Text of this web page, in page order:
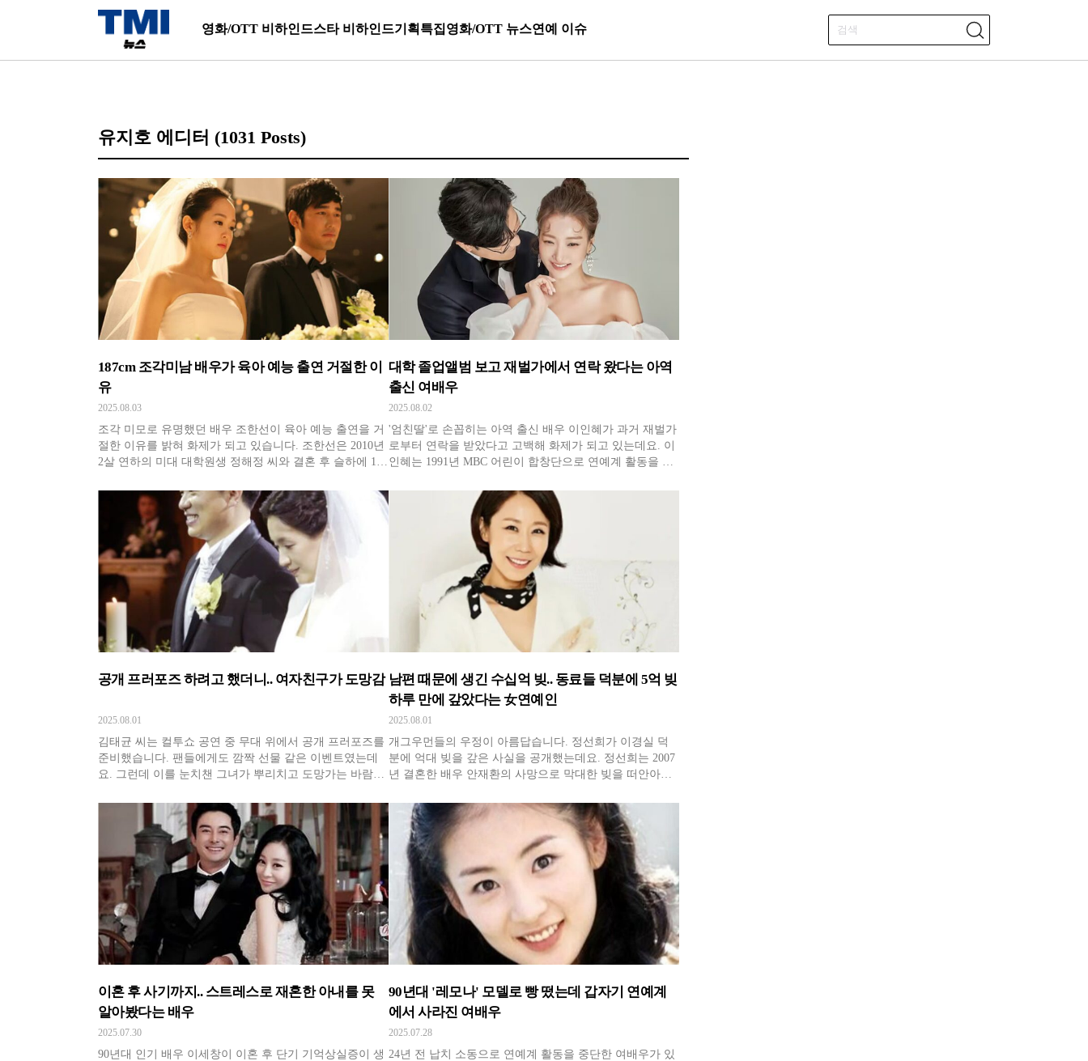
영화/OTT 비하인드스타 비하인드기획특집영화/OTT 뉴스연예 이슈
유지호 에디터 (1031 Posts)
187cm 조각미남 배우가 육아 예능 출연 거절한 이
유
2025.08.03
조각 미모로 유명했던 배우 조한선이 육아 예능 출연을 거
절한 이유를 밝혀 화제가 되고 있습니다. 조한선은 2010년
2살 연하의 미대 대학원생 정해정 씨와 결혼 후 슬하에 1남
선은 결혼 11년 만에 처음 MBC '전지적 참견 시점'에서 아
내, 아이들과 함께 등장했습니다. 조한선은 그동안 '아빠
대학 졸업앨범 보고 재벌가에서 연락 왔다는 아역
출신 여배우
2025.08.02
'엄친딸'로 손꼽히는 아역 출신 배우 이인혜가 과거 재벌가
로부터 연락을 받았다고 고백해 화제가 되고 있는데요. 이
인혜는 1991년 MBC 어린이 합창단으로 연예계 활동을 시
고려대학교 신문방송학 학사, 언론학 석박사를 마친 이인
혜는 "과거 대학 졸업 앨범을 보고 재벌가에서 만나자는
연락을 받았다"고
공개 프러포즈 하려고 했더니.. 여자친구가 도망감
2025.08.01
김태균 씨는 컬투쇼 공연 중 무대 위에서 공개 프러포즈를
준비했습니다. 팬들에게도 깜짝 선물 같은 이벤트였는데
요. 그런데 이를 눈치챈 그녀가 뿌리치고 도망가는 바람에
술 먹고 ‘결혼하자’ 한 그 말이 훨씬 좋았다”는 아내의 한
마디가 더 진심 어린 프러포즈가 되었다고 합니다. 사실 원
래 김태균 씨는
남편 때문에 생긴 수십억 빚.. 동료들 덕분에 5억 빚
하루 만에 갚았다는 女연예인
2025.08.01
개그우먼들의 우정이 아름답습니다. 정선희가 이경실 덕
분에 억대 빚을 갚은 사실을 공개했는데요. 정선희는 2007
년 결혼한 배우 안재환의 사망으로 막대한 빚을 떠안아야
채가 있던 것으로 알려졌죠. 3개월 만에 사채 이자가 9천만
원까지 늘어났고, 정선희가 살던 아파트마저 경매로 넘어
가며 위기가 찾아
이혼 후 사기까지.. 스트레스로 재혼한 아내를 못
알아봤다는 배우
2025.07.30
90년대 인기 배우 이세창이 이혼 후 단기 기억상실증이 생
90년대 '레모나' 모델로 빵 떴는데 갑자기 연예계
에서 사라진 여배우
2025.07.28
24년 전 납치 소동으로 연예계 활동을 중단한 여배우가 있